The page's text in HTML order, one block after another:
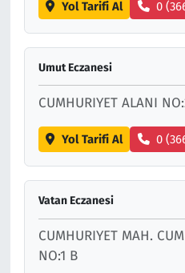
Yol Tarifi Al 0
Umut Eczanesi
CUMHURIYET ALANI
Yol Tarifi Al 0
Vatan Eczanesi
CUMHURIYET MAH.
NO:1 B